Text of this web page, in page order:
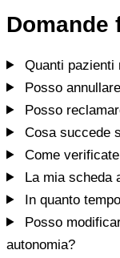
Domande
Quanti pazienti
Posso
Posso
Cosa succede
Come
La mia scheda
In quanto
Posso
autonomia?